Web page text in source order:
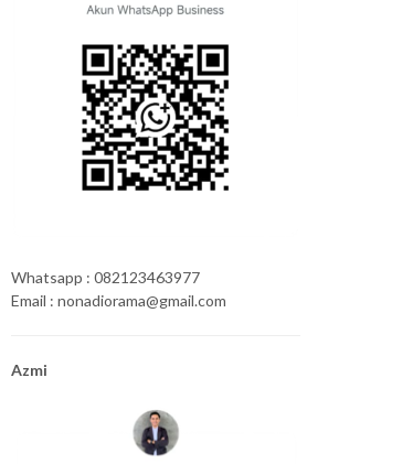
Whatsapp : 082123463977
Email : nonadiorama@gmail.com
Azmi